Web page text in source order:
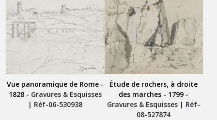
Vue panoramique de Rome -
1828- Gravures & Esquisses
| Réf-06-530938
Étude de rochers, à droite
des marches - 1799 -
Gravures & Esquisses | Réf-
08-527874